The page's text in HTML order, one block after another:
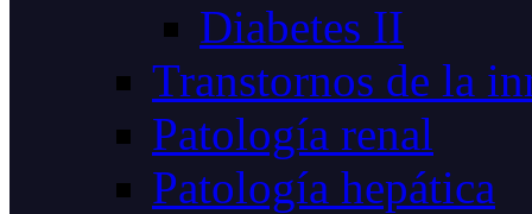
Diabetes II
Transtornos de la
Patología renal
Patología hepática